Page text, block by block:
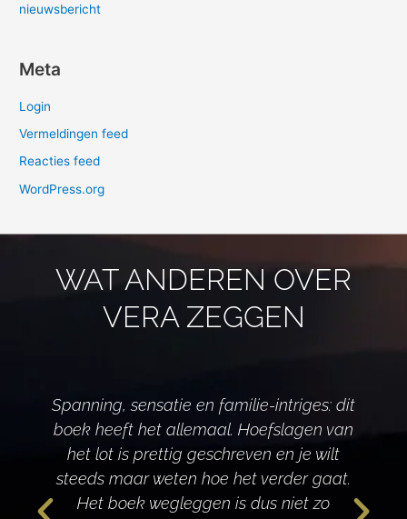
nieuwsbericht
Meta
Login
Vermeldingen feed
Reacties feed
WordPress.org
WAT ANDEREN OVER
VERA ZEGGEN
Spanning, sensatie en familie-intriges: dit
boek heeft het allemaal. Hoefslagen van
het lot is prettig geschreven en je wilt
steeds maar weten hoe het verder gaat.
Het boek wegleggen is dus niet zo